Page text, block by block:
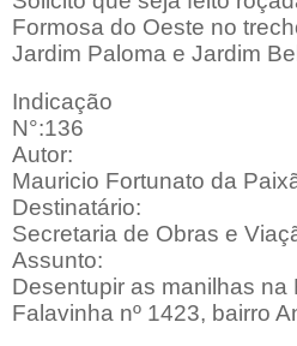
Formosa do Oeste no
Jardim Paloma e Jardim
Indicação
N°:136
Autor:
Mauricio Fortunato da
Destinatário:
Secretaria de Obras e
Assunto:
Desentupir as manilhas na
Falavinha nº 1423, bairro